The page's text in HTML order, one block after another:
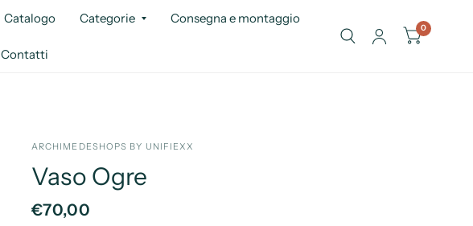
Catalogo Categorie Consegna e montaggio
Contatti
0
ARCHIMEDESHOPS BY UNIFIEXX
Vaso Ogre
€70,00